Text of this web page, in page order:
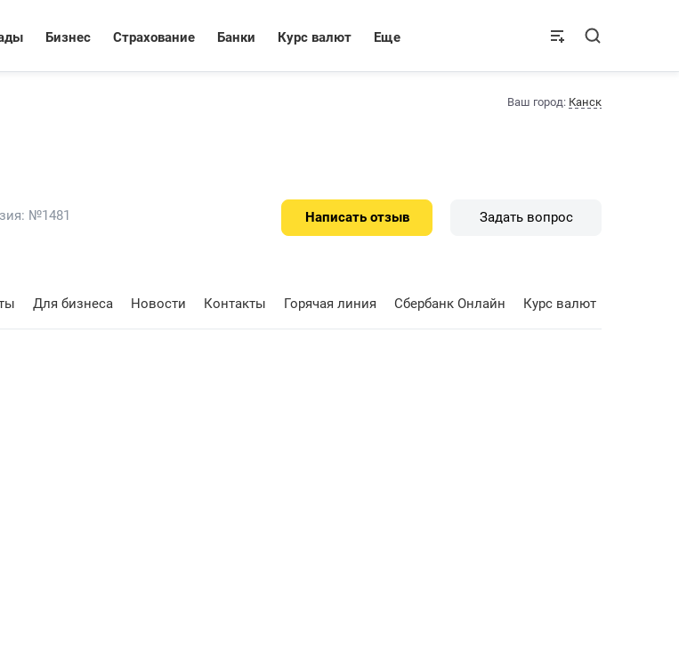
Бизнес Страхование Банки Курс валют Еще
Ваш город: Канск
№1481 Написать отзыв Задать вопрос
Для бизнеса Новости Контакты Горячая линия Сбербанк Онлайн Курс валют